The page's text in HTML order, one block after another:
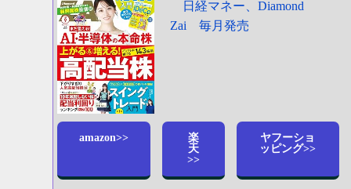
日経マネー、Diamond
Zai 毎月発売
amazon>>
楽
天
>>
ヤフーショ
ッピング>>